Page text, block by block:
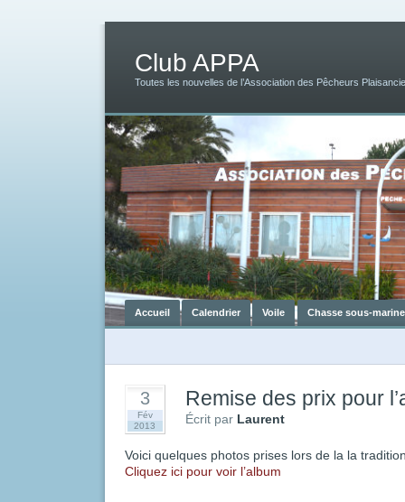
Club APPA
Toutes les nouvelles de l’Association des Pêcheurs
Accueil Calendrier Voile Chasse sous-marine
3
Fév
2013
Remise des prix pour
Écrit par Laurent
Voici quelques photos prises lors de la la
Cliquez ici pour voir l’album